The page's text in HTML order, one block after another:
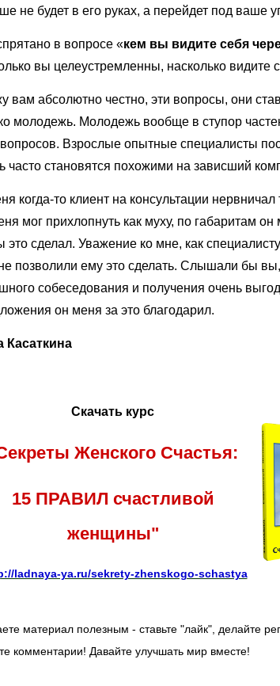
не будет в его руках, а перейдет под ваше
в вопросе «кем вы видите себя
вы целеустремленны, насколько видите
вам абсолютно честно, эти вопросы, они
молодежь. Молодежь вообще в ступор
вопросов. Взрослые опытные специалисты
часто становятся похожими на зависший
когда-то клиент на консультации нервничал
мог прихлопнуть как муху, по габаритам он
это сделал. Уважение ко мне, как
позволили ему это сделать. Слышали бы
собеседования и получения очень
он меня за это благодарил.
Касаткина
Скачать курс
Женского Счастья:
15 ПРАВИЛ счастливой
женщины"
ladnaya-ya.ru/sekrety-zhenskogo-schastya
материал полезным - ставьте "лайк", делайте
комментарии! Давайте улучшать мир вместе!